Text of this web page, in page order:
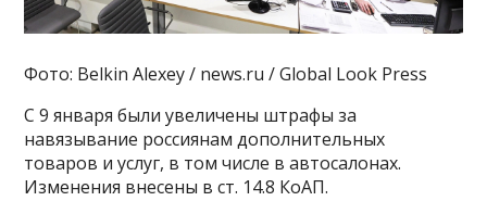
Фото: Belkin Alexey / news.ru / Global Look Press
С 9 января были увеличены штрафы за
навязывание россиянам дополнительных
товаров и услуг, в том числе в автосалонах.
Изменения внесены в ст. 14.8 КоАП.